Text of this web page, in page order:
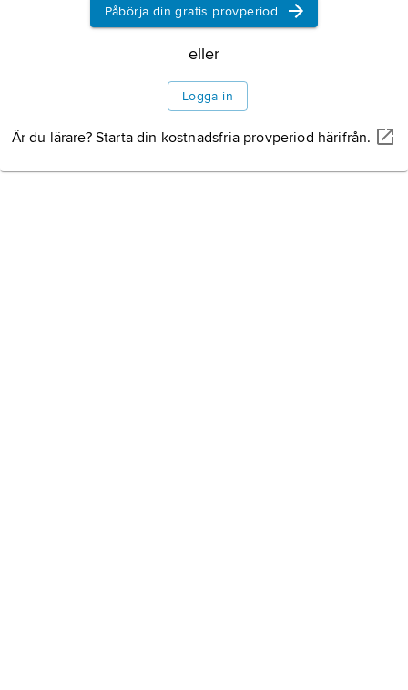
Påbörja din gratis provperiod
eller
Logga in
Är du lärare? Starta din kostnadsfria provperiod härifrån.